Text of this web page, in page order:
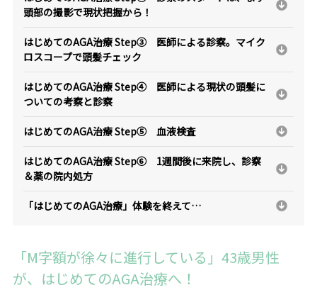
頭部の撮影で現状把握から！
はじめてのAGA治療 Step③ 医師による診察。マイク
ロスコープで頭髪チェック
はじめてのAGA治療 Step④ 医師による現状の頭髪に
ついての考察と診察
はじめてのAGA治療 Step⑤ 血液検査
はじめてのAGA治療 Step⑥ 1週間後に来院し、診察
＆薬の院内処方
「はじめてのAGA治療」体験を終えて…
「M字額が徐々に進行している」43歳男性
が、はじめてのAGA治療へ！